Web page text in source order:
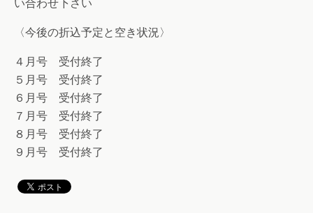
い合わせ下さい
〈今後の折込予定と空き状況〉
４月号 受付終了
５月号 受付終了
６月号 受付終了
７月号 受付終了
８月号 受付終了
９月号 受付終了